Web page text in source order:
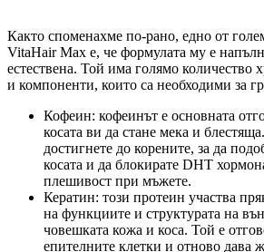
Както споменахме по-рано, едно от
VitaHair Max е, че формулата му е
естествена. Той има голямо количество
и компоненти, които са необходими за
Кофеин: кофеинът е основната
косата ви да стане мека и
достигнете до корените, за да
косата и да блокирате DHT
плешивост при мъжете.
Кератин: този протеин участва
на функциите и структурата на
човешката кожа и коса. Той е
епителните клетки и отново дава